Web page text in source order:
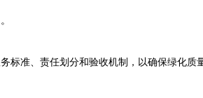
准、责任划分和验收机制，以确保绿化质